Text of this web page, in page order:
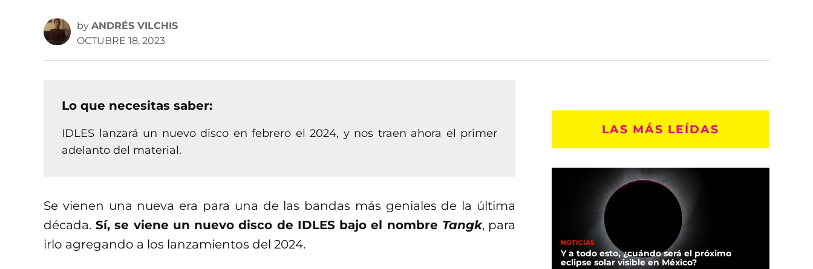
by ANDRÉS VILCHIS
OCTUBRE 18, 2023
Lo que necesitas saber:
IDLES lanzará un nuevo disco en febrero el 2024, y nos traen ahora el primer
adelanto del material.
Se vienen una nueva era para una de las bandas más geniales de la última
década. Sí, se viene un nuevo disco de IDLES bajo el nombre Tangk, para
irlo agregando a los lanzamientos del 2024.
LAS MÁS LEÍDAS
NOTICIAS
Y a todo esto, ¿cuándo será el próximo
eclipse solar visible en México?